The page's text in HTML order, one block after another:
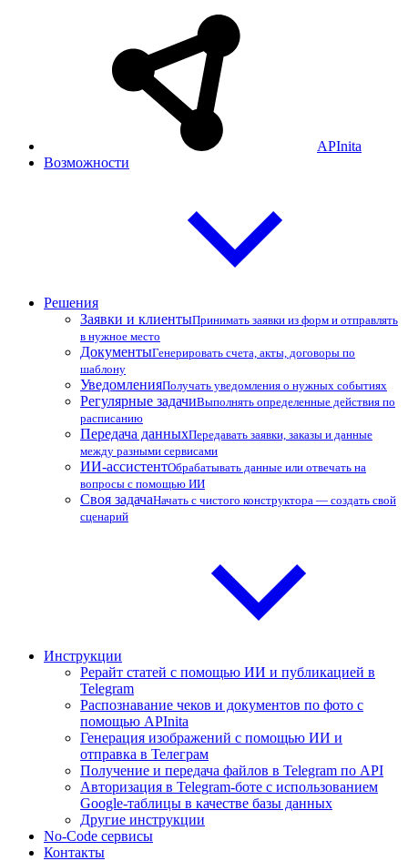
APInita
Возможности
Решения
Заявки и клиентыПринимать заявки из форм и отправлять
в нужное место
ДокументыГенерировать счета, акты, договоры по
шаблону
УведомленияПолучать уведомления о нужных событиях
Регулярные задачиВыполнять определенные действия по
расписанию
Передача данныхПередавать заявки, заказы и данные
между разными сервисами
ИИ-ассистентОбрабатывать данные или отвечать на
вопросы с помощью ИИ
Своя задачаНачать с чистого конструктора — создать свой
сценарий
Инструкции
Рерайт статей с помощью ИИ и публикацией в
Telegram
Распознавание чеков и документов по фото с
помощью APInita
Генерация изображений с помощью ИИ и
отправка в Телеграм
Получение и передача файлов в Telegram по API
Авторизация в Telegram-боте с использованием
Google-таблицы в качестве базы данных
Другие инструкции
No-Code сервисы
Контакты